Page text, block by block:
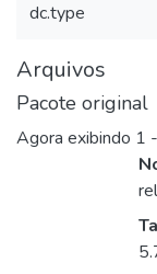
dc.type
Arquivos
Pacote original
Agora exibindo 1